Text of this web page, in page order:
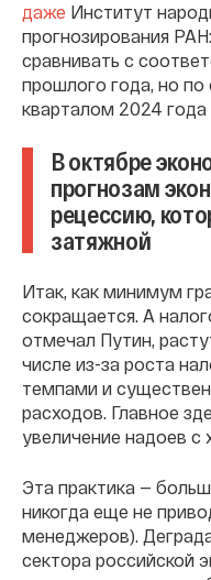
даже Институт
прогнозирования
сравнивать с
прошлого года, но
кварталом 2024 года
В октябре
прогнозам
рецессию,
затяжной
Итак, как минимум
сокращается. А
отмечал Путин,
числе из-за роста
темпами и
расходов. Главное
увеличение надоев
Эта практика —
никогда еще не
менеджеров).
сектора российской